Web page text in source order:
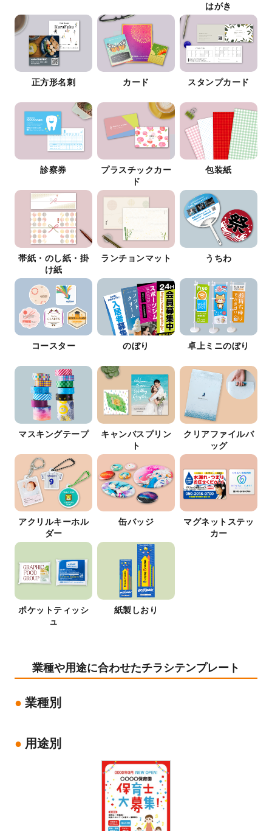
はがき
正方形名刺 カード スタンプカード
診察券
プラスチックカー
ド
包装紙
帯紙・のし紙・掛
け紙
ランチョンマット うちわ
コースター のぼり 卓上ミニのぼり
マスキングテープ
キャンバスプリン
ト
クリアファイルバ
ッグ
アクリルキーホル
ダー
缶バッジ
マグネットステッ
カー
ポケットティッシ
ュ
紙製しおり
業種や用途に合わせたチラシテンプレート
業種別
用途別